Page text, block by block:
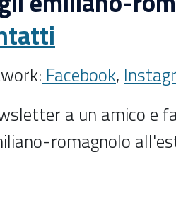
Facebook,
a un amico e
romagnolo